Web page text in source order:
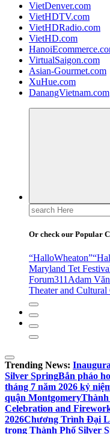
VietDenver.com
VietHDTV.com
VietHDRadio.com
VietHD.com
VirtualSaigon.com
Asian-Gourmet.com
XuHue.com
DanangVietnam.com
Search
for:
Or check our Popular
“HalloWheaton”
Maryland Tet
Forum311 Adam
Theater and Cultural
Trending News:
Silver SpringBắn pháo
tháng 7 năm 2026 kỷ
quận MontgomeryThành
Celebration and
2026Chương Trình Đại
trong Thành Phố Silver